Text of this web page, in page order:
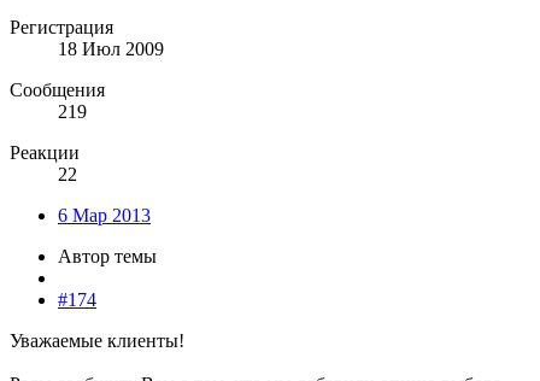
Регистрация
18 Июл 2009
Сообщения
219
Реакции
22
6 Мар 2013
Автор темы
#174
Уважаемые клиенты!